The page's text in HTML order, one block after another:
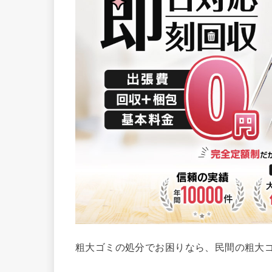
粗大ゴミの処分でお困りなら、民間の粗大